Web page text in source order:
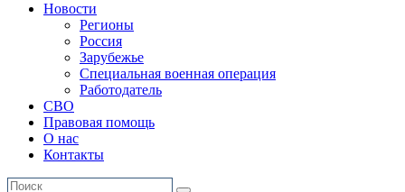
Новости
Регионы
Россия
Зарубежье
Специальная военная операция
Работодатель
СВО
Правовая помощь
О нас
Контакты